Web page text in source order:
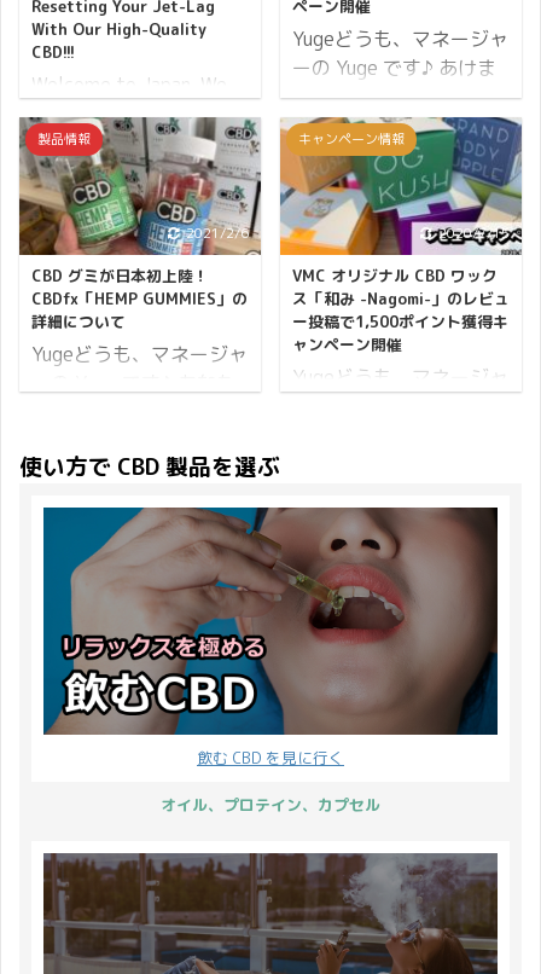
愛顧に感謝の意を込めま
して、チョコレートでは
ないけれど CBD グミを
プレゼントいたします！
それでは詳細です。 ハッ
ピーバレンタイン企画の
内容 プレゼント商品は
CBD グミ CBDfx HEMP
GUMMIES MIXED BERRY
8CT 商品ページを確認す
る 1粒に 5m ...
を配布します♪ 2023年2
月18日（土）から3日間
何度でも使えます♪ この
機会にCBDセラムやCBD
歯磨き粉など、普段とは
違ったスタイルのCBD体
験はいかがでしょうか？
対象商品 CBDMANiA に
あるGreeus全商品が
20％OFFクーポンの対象
です。 開始日時 2023年
...
Resetting Your Jet-Lag
With Our High-Quality
CBD!!!
Welcome to Japan, We
bet it has been a long,
hectic flight for you. To
make your trip to a
memorable one, the
least thing you need is
the annoying jet-lag!
Why not taking some
CBD products? So that
you can eliminate the
jet-lag and have a
ペーン開催
Yugeどうも、マネージャ
ーの Yuge です♪ あけま
しておめでとうございま
す。 旧年中よりお客さま
からご愛顧をいただき、
こうして新年を迎えられ
たことを心から感謝申し
上げます。 2020年も引
き続きご支援賜りますよ
う、よろしくお願い申し
上げます。 新年のご挨拶
をしたばかりで恐縮です
が、ひとつだけご報告を
そこで「CBDMANiA 1周
年記念キャンペーン」と
題しまして特大キャンペ
ーンを開催いたします。
注目していただきたいの
は Koi ...
製品情報
2021/2/6
CBD グミが日本初上陸！
CBDfx「HEMP GUMMIES」の
詳細について
Yugeどうも、マネージャ
ったから一足先に試食さ
その旨をツイートしたら
大きな反響がありまし
た。 CBDグミ
一足先
に試食させていただきま
した♪
MIXED BERRY
は上品な甘さ
TURMERIC & SPIRULINA
は甘さ控えめ 苦いと聞い
ていたから覚悟していた
んでした。チョコレート
まで用意していたのにw
1個に5m ...
キャンペーン情報
2020/7/15
VMC オリジナル CBD ワック
ス「和み -Nagomi-」のレビュ
ー投稿で1,500ポイント獲得キ
ャンペーン開催
Yugeどうも、マネージャ
にお買い求めいただいて
おります。 おかげさまで
「ディスティレート CBD
ワックス」も「テルペン
配合 CBD ワックス」も
人気ランキングへ食い込
むほどのご注文をいただ
きました。 そこで3点お
買い上げでもう1点プレ
のコイル3つ）キャンペ
に、レビュー投稿キャン
ペーンも同時開催しちゃ
います♪ 期間中のレビュ
ー投稿でなんと1,5 ...
使い方で CBD 製品を選ぶ
飲む CBD を見に行く
オイル、プロテイン、カプセル